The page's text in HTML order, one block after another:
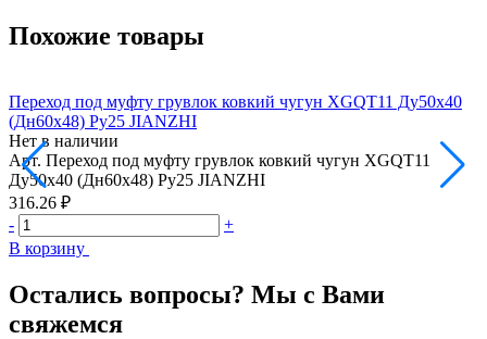
Похожие товары
Переход под муфту грувлок ковкий чугун XGQT11 Ду50х40
(Дн60х48) Ру25 JIANZHI
Нет в наличии
Арт. Переход под муфту грувлок ковкий чугун XGQT11
Ду50х40 (Дн60х48) Ру25 JIANZHI
316.26 ₽
-
+
В корзину
Остались вопросы? Мы с Вами
свяжемся